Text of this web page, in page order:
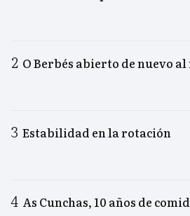
O Berbés abierto de nuevo
Estabilidad en la rotación
As Cunchas, 10 años de